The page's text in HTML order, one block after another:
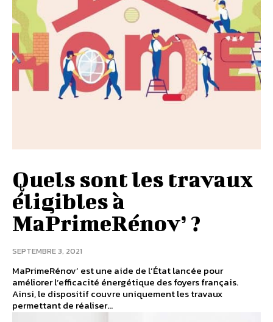
Quels sont les travaux
éligibles à
MaPrimeRénov’ ?
SEPTEMBRE 3, 2021
MaPrimeRénov’ est une aide de l’État lancée pour
améliorer l’efficacité énergétique des foyers français.
Ainsi, le dispositif couvre uniquement les travaux
permettant de réaliser...